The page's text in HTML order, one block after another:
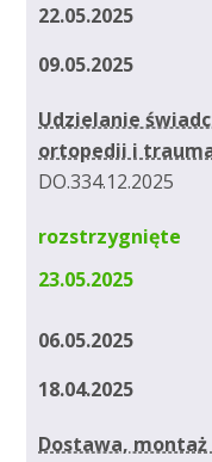
22.05.2025
09.05.2025
Udzielanie
ortopedii i
DO.334.12.2025
rozstrzygnięte
23.05.2025
06.05.2025
18.04.2025
Dostawa,